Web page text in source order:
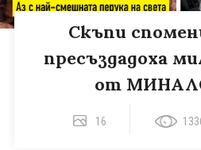
Скъпи
пресъздадоха
от
16